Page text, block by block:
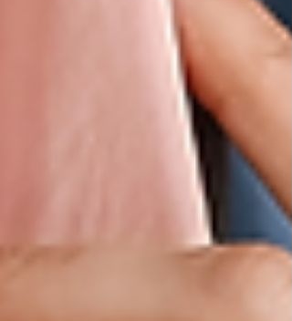
adulte. Seulement voilà, autant cela fait
partie de la vie d'être confronté à des refus
ou des difficultés, autant il n'est pas normal